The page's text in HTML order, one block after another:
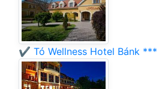
✔️ Tó Wellness Hotel Bánk ***